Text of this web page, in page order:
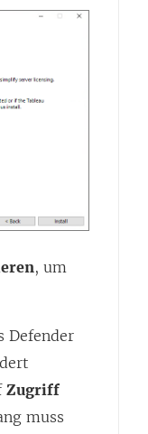
, um
Defender
Zugriff
muss